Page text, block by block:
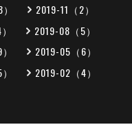
2019-11（2）
2019-08（5）
2019-05（6）
2019-02（4）